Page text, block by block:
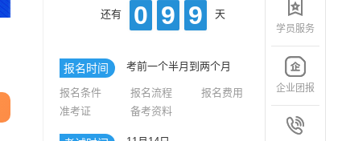
还有 0 9 9 天
报名时间 考前一个半月到两个月
报名条件 报名流程
报名费用
准考证
备考资料
学员服务
企业团报